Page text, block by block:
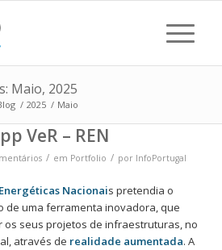
Maio, 2025
/ 2025 / Maio
VeR – REN
/ em Portfolio / por InfoPortugal
Energéticas Nacionais pretendia o
de uma ferramenta inovadora, que
os seus projetos de infraestruturas, no
através de realidade aumentada. A